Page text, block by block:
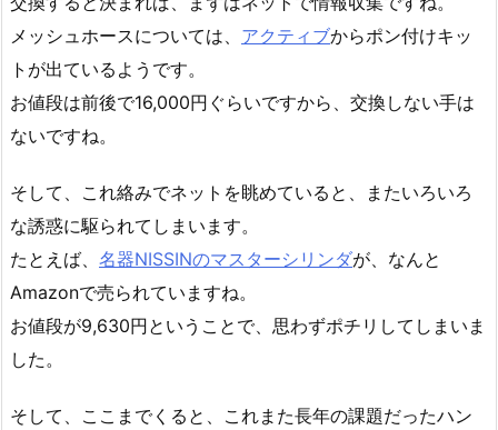
メッシュホースについては、 アクティブからポン付けキッ
トが出ているようです。
お値段は前後で16,000円ぐらいですから、交換しない手は
ないですね。
そして、これ絡みでネットを眺めていると、またいろいろ
な誘惑に駆られてしまいます。
たとえば、 名器NISSINのマスターシリンダが、なんと
Amazonで売られていますね。
お値段が9,630円ということで、思わずポチリしてしまいま
した。
そして、ここまでくると、これまた長年の課題だったハン